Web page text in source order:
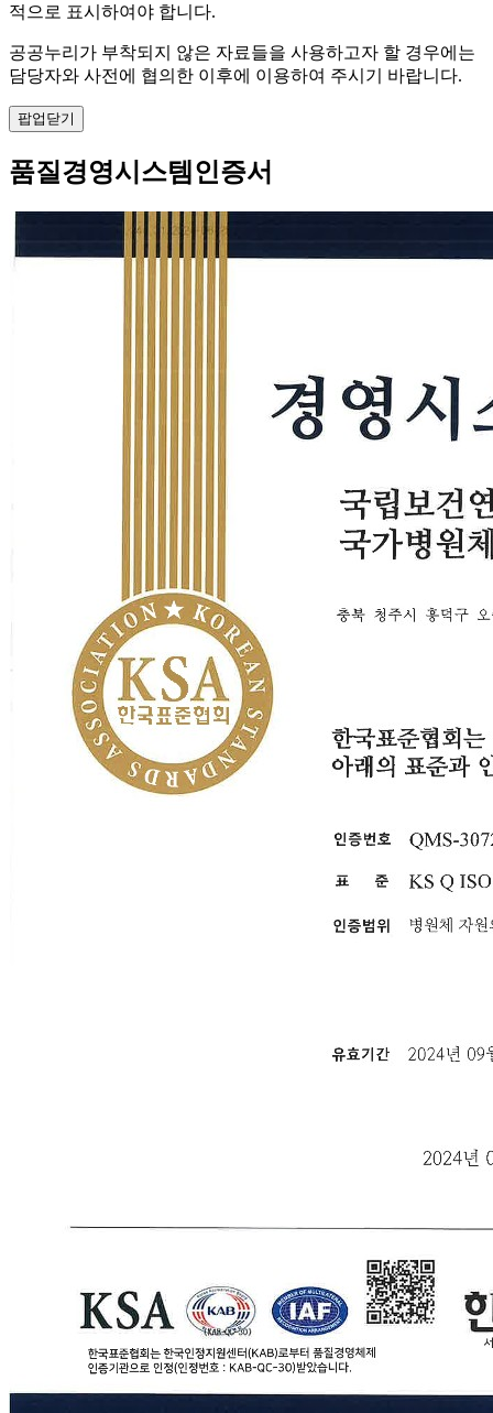
적으로 표시하여야 합니다.
공공누리가 부착되지 않은 자료들을 사용하고자 할 경우에는
담당자와 사전에 협의한 이후에 이용하여 주시기 바랍니다.
팝업닫기
품질경영시스템인증서